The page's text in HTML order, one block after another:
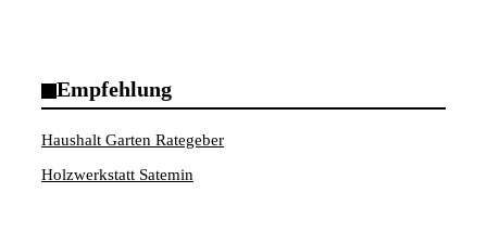
Empfehlung
Haushalt Garten Rategeber
Holzwerkstatt Satemin